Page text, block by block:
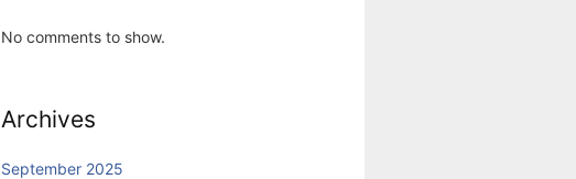
No comments to show.
Archives
September 2025